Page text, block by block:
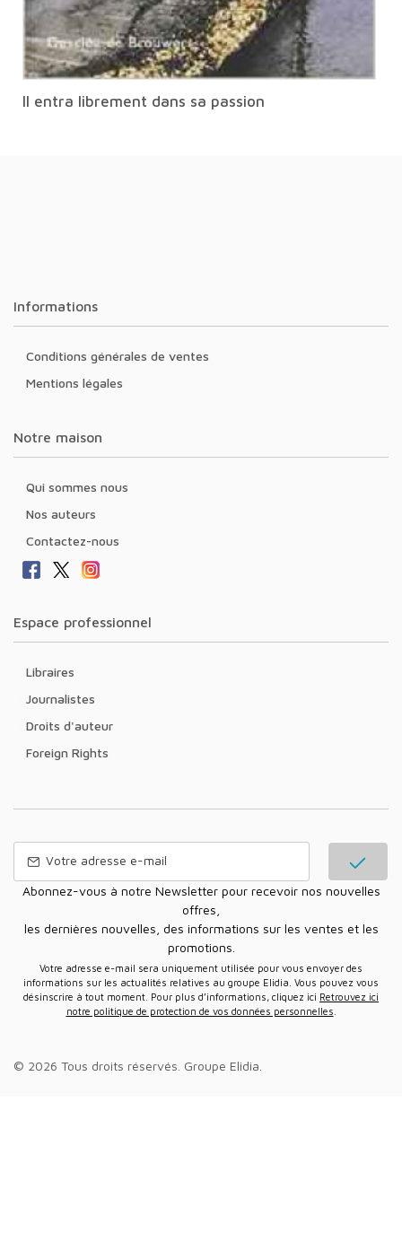
Il entra librement dans sa passion
Informations
Conditions générales de ventes
Mentions légales
Notre maison
Qui sommes nous
Nos auteurs
Contactez-nous
Espace professionnel
Libraires
Journalistes
Droits d'auteur
Foreign Rights
Abonnez-vous à notre Newsletter pour recevoir nos nouvelles
offres,
les dernières nouvelles, des informations sur les ventes et les
promotions.
Votre adresse e-mail sera uniquement utilisée pour vous envoyer des
informations sur les actualités relatives au groupe Elidia. Vous pouvez vous
désinscrire à tout moment. Pour plus d’informations, cliquez ici Retrouvez ici
notre politique de protection de vos données personnelles
© 2026 Tous droits réservés. Groupe Elidia.